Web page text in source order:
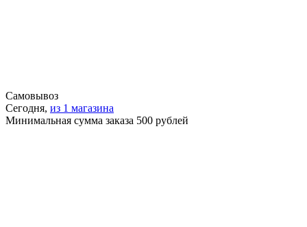
Самовывоз
Сегодня, из 1 магазина
Минимальная сумма заказа 500 рублей